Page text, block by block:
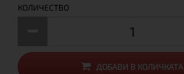
КОЛИЧЕСТВО
ДОБАВИ В КОЛИЧКАТА